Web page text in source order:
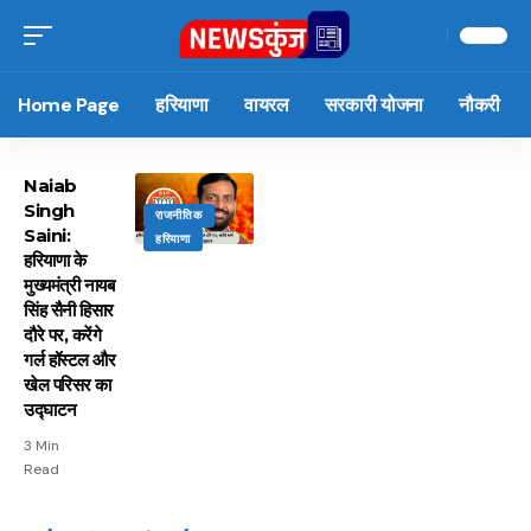
Home Page हरियाणा वायरल सरकारी योजना नौकरी
राजनीतिक
हरियाणा
Naiab
Singh
Saini:
हरियाणा के
मुख्यमंत्री नायब
सिंह सैनी हिसार
दौरे पर, करेंगे
गर्ल हॉस्टल और
खेल परिसर का
उद्घाटन
3 Min
Read
15 नवंबर से लागू होंगे